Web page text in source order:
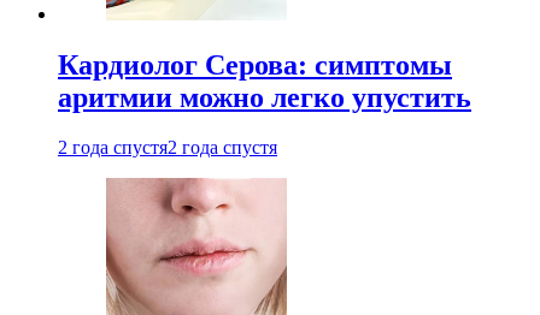
Кардиолог Серова: симптомы
аритмии можно легко упустить
2 года спустя2 года спустя